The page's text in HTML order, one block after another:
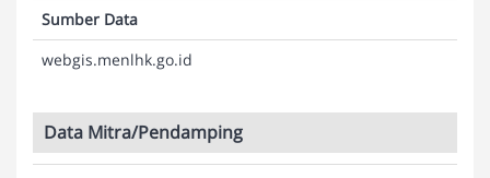
Sumber Data
webgis.menlhk.go.id
Data Mitra/Pendamping